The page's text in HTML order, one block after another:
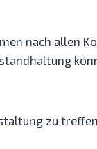
nach allen
zu